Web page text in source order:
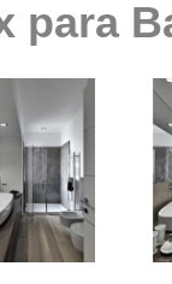
Espelhos
Espelhos
ambientes
Fechamento
ambiente
Guarda
para